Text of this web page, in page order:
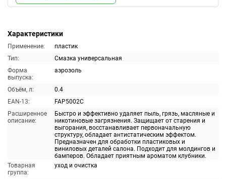
Характеристики
Применение:
пластик
Тип:
Смазка универсальная
Форма
выпуска:
аэрозоль
Объём, л:
0.4
EAN-13:
FAP5002C
Расширенное
описание:
Быстро и эффективно удаляет пыль, грязь, масляные и
никотиновые загрязнения. Защищает от старения и
выгорания, восстанавливает первоначальную
структуру, обладает антистатическим эффектом.
Предназначен для обработки пластиковых и
виниловых деталей салона. Подходит для молдингов и
бамперов. Обладает приятным ароматом клубники.
Товарная
группа:
уход и очистка